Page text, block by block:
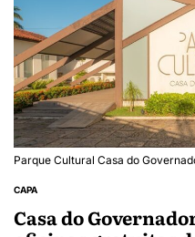
Parque Cultural Casa do
CAPA
Casa do